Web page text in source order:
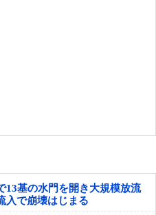
13基の水門を開き大規模放流
入で崩壊はじまる